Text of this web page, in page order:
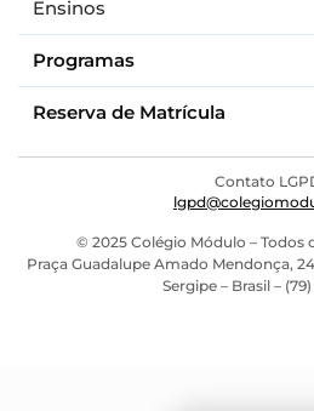
Ensinos
Programas
Reserva de Matrícula
Contato
© 2025 Colégio Módulo – Todos
Praça Guadalupe Amado Mendonça,
Sergipe – Brasil – (79)